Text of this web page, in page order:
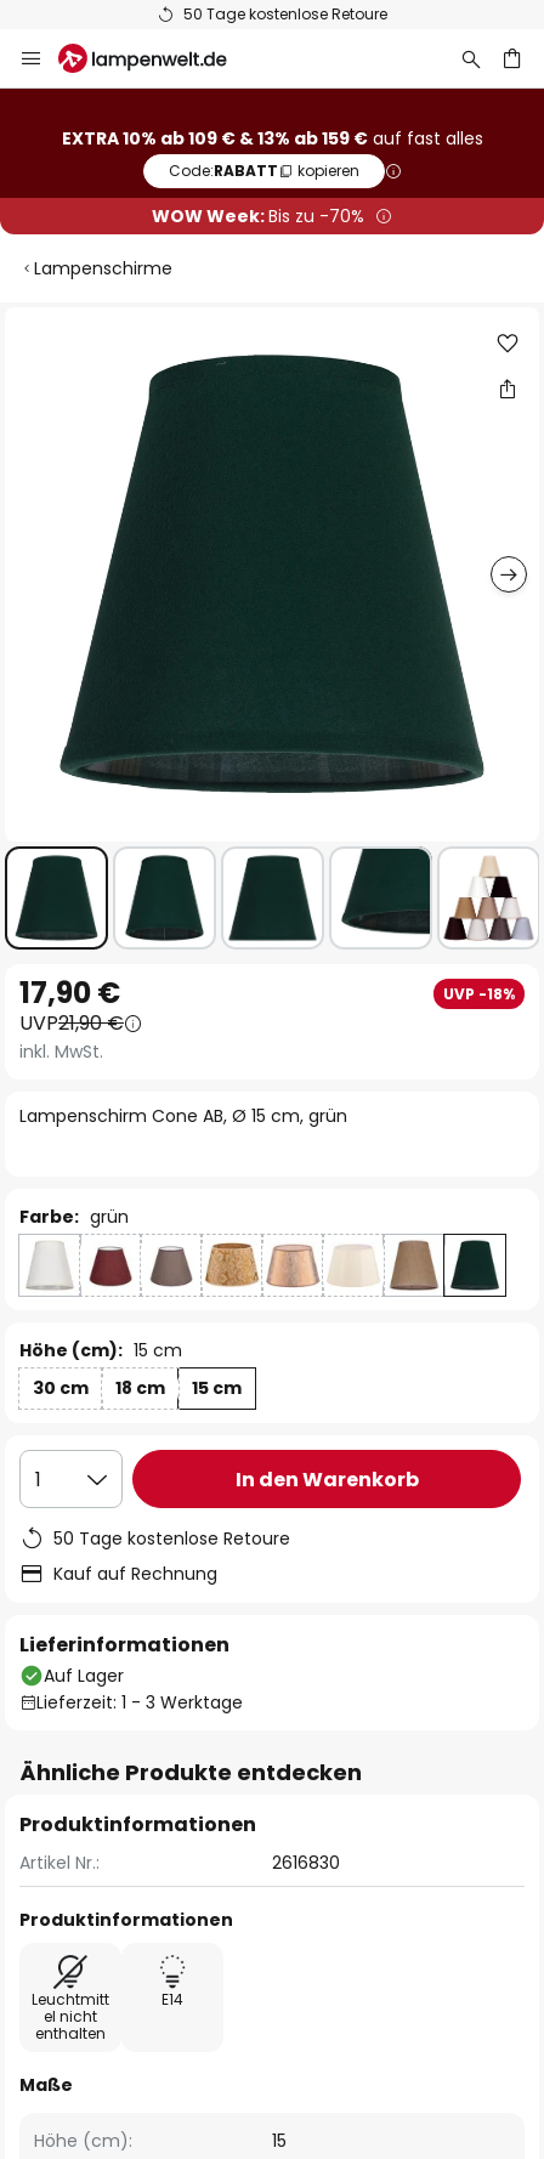
50 Tage kostenlose Retoure
Inhalt
EXTRA 10% ab 109 € & 13% ab 159 €auf fast alles
Code:RABATT kopieren
WOW Week:Bis zu -70%
Lampenschirme
Anfang
der
Bildgalerie
Lampenschirm Cone AB, Ø 15 cm, grün
17,90 € UVP -18%
UVP21,90 €
inkl. MwSt.
Farbe: grün
Höhe (cm): 15 cm
30 cm
18 cm 15 cm
1 In den Warenkorb
50 Tage kostenlose Retoure
Kauf auf Rechnung
Lieferinformationen
Auf Lager
Lieferzeit: 1 - 3 Werktage
Ähnliche Produkte entdecken
Produktinformationen
Artikel Nr.: 2616830
Produktinformationen
Leuchtmitt
el nicht
enthalten
E14
Maße
Höhe (cm):
15